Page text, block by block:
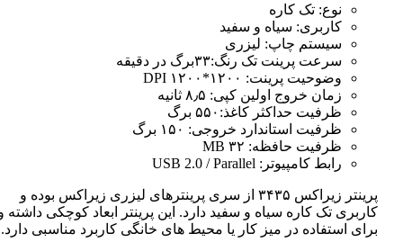
نوع: تک کاره
کاربری: سیاه و سفید
سیستم چاپ: لیزری
سرعت پرینت تک رنگ:۳۳برگ در دقیقه
وضوحیت پرینت: ۱۲۰۰*۱۲۰۰ DPI
زمان خروج اولین کپی: ۸٫۵ ثانیه
ظرفیت حداکثر کاغذ:۵۵۰ برگ
ظرفیت استاندارد خروجی: ۱۵۰ برگ
ظرفیت حافظه: ۳۲ MB
رابط کامپیوتر: USB 2.0 / Parallel
پرینتر زیراکس ۳۴۳۵ از سری پرینترهای لیزری زیراکس بوده و
کاربری تک کاره سیاه و سفید دارد. این پرینتر ابعاد کوچکی داشته
برای استفاده در میز کار یا محیط های خانگی کاربرد مناسبی دارد.